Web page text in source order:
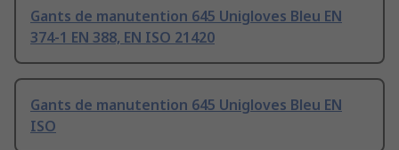
Gants de manutention 645 Unigloves Bleu EN
374-1 EN 388, EN ISO 21420
Gants de manutention 645 Unigloves Bleu EN
ISO